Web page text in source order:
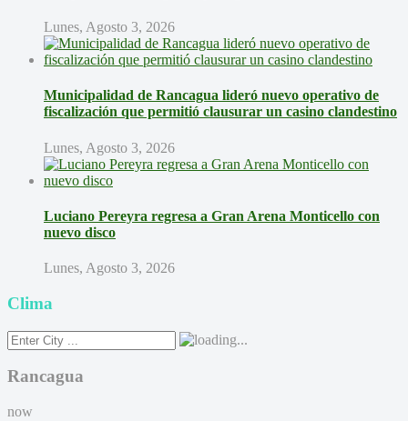
Lunes, Agosto 3, 2026
Municipalidad de Rancagua lideró nuevo operativo de
fiscalización que permitió clausurar un casino clandestino
Lunes, Agosto 3, 2026
Luciano Pereyra regresa a Gran Arena Monticello con
nuevo disco
Lunes, Agosto 3, 2026
Clima
Rancagua
now